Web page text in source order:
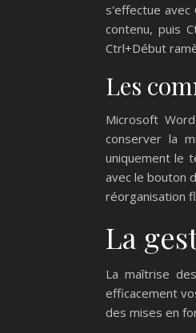
s'effectue avec
contenu, puis
Ctrl+Début
Les
Microsoft
conserver la
uniquement le
avec le bouton
réorganisation
La
La maîtrise
efficacement
des mises en